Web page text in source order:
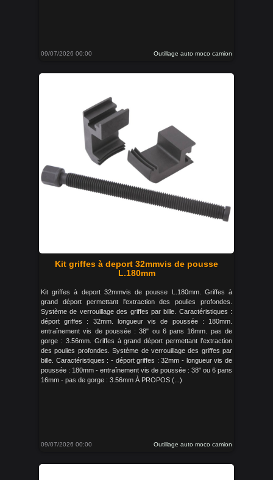
09/07/2026 00:00 Outillage auto moco camion
Kit griffes à deport 32mmvis de pousse
L.180mm
Kit griffes à deport 32mmvis de pousse L.180mm. Griffes à
grand déport permettant l'extraction des poulies profondes.
Système de verrouillage des griffes par bille. Caractéristiques :
déport griffes : 32mm. longueur vis de poussée : 180mm.
entraînement vis de poussée : 38" ou 6 pans 16mm. pas de
gorge : 3.56mm. Griffes à grand déport permettant l’extraction
des poulies profondes. Système de verrouillage des griffes par
bille. Caractéristiques : - déport griffes : 32mm - longueur vis de
poussée : 180mm - entraînement vis de poussée : 38" ou 6 pans
16mm - pas de gorge : 3.56mm À PROPOS (...)
09/07/2026 00:00 Outillage auto moco camion